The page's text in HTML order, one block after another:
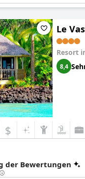
Le
Resort
8,4
$
der Bewertungen